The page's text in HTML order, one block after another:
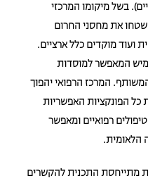
מעבר לקיים). בשל מיקומו המרכזי
את מחסני החרום
ועוד מוקדים כלל ארציים.
המאפשר למוסדות
המרכז הרפואי יהפוך
כל הפונקציות האפשריות
רפואיים ומאפשר
הלאומית.
מתייחסת התכנית להקשרים